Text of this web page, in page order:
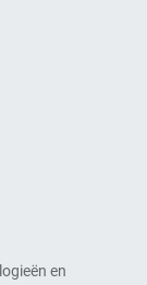
en